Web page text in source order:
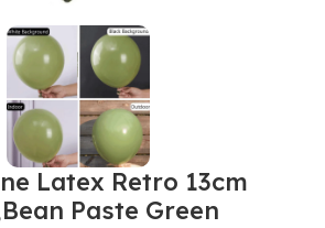
Latex Retro 13cm
Paste Green